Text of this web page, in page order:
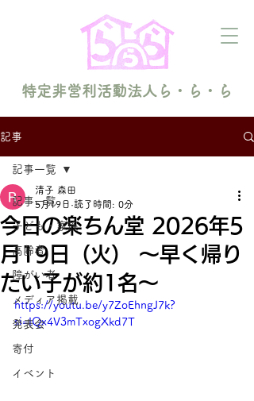
特定非営利活動法人ら・ら・ら
記事
記事一覧
子ども・家族
高齢者
障がい者
メディア掲載
発表会
寄付
イベント
記事一覧
今日の楽ちん堂 2026年5
月19日（火） 〜早く帰り
たい子が約1名〜
清子 森田
5月19日 読了時間: 0分
https://youtu.be/y7ZoEhngJ7k?
si=IQx4V3mTxogXkd7T